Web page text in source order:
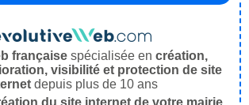
française spécialisée encréation,
visibilité et protection de site
depuis plus de 10 ans
du site internet de votre mairie